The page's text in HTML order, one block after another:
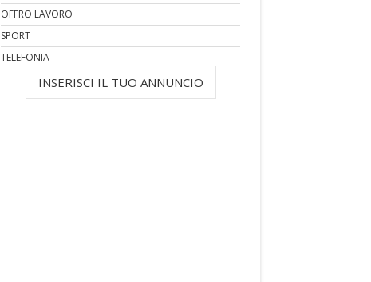
OFFRO LAVORO
SPORT
TELEFONIA
INSERISCI IL TUO ANNUNCIO